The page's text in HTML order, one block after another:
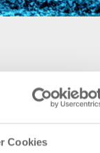
Cookies